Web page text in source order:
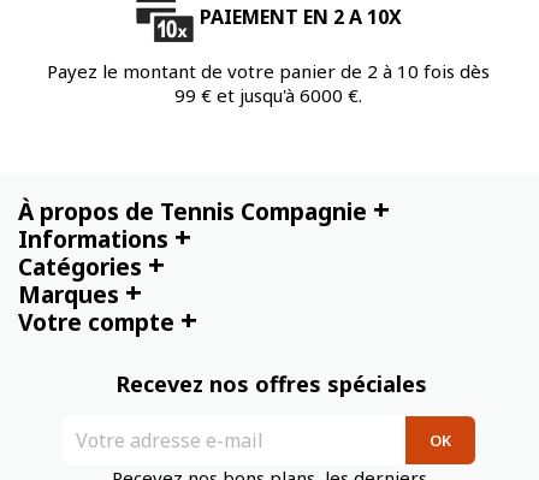
PAIEMENT EN 2 A 10X
Payez le montant de votre panier de 2 à 10 fois dès
99 € et jusqu'à 6000 €.
À propos de Tennis Compagnie +
Informations +
Catégories +
Marques +
Votre compte +
Recevez nos offres spéciales